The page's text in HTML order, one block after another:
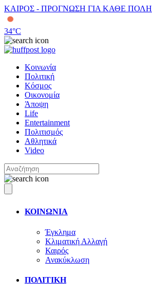
ΚΑΙΡΟΣ - ΠΡΟΓΝΩΣΗ ΓΙΑ ΚΑΘΕ ΠΟΛΗ
34°C
Κοινωνία
Πολιτική
Κόσμος
Οικονομία
Άποψη
Life
Entertainment
Πολιτισμός
Αθλητικά
Video
ΚΟΙΝΩΝΙΑ
Έγκλημα
Κλιματική Αλλαγή
Καιρός
Ανακύκλωση
ΠΟΛΙΤΙΚΗ